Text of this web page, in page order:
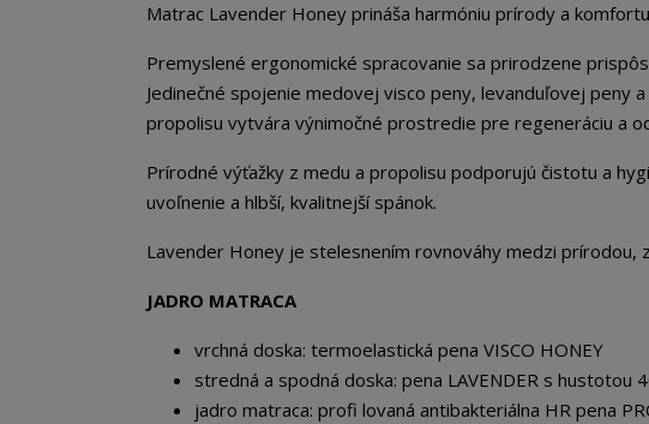
Matrac Lavender Honey prináša harmóniu prírody a
Premyslené ergonomické spracovanie sa prirodzene
Jedinečné spojenie medovej visco peny, levanduľovej peny
propolisu vytvára výnimočné prostredie pre regeneráciu a
Prírodné výťažky z medu a propolisu podporujú čistotu a
uvoľnenie a hlbší, kvalitnejší spánok.
Lavender Honey je stelesnením rovnováhy medzi prírodou,
JADRO MATRACA
vrchná doska: termoelastická pena VISCO HONEY
stredná a spodná doska: pena LAVENDER s hustotou
jadro matraca: profi lovaná antibakteriálna HR pena